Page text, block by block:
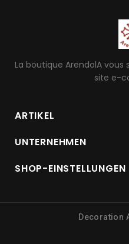
La boutique ArendolA
site e-
ARTIKEL
UNTERNEHMEN
SHOP-EINSTELLUNGEN
Decoration